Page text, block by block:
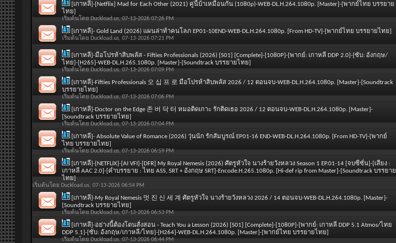
[เกาหลี]-[Netflix] Mad for Each Other (2021) คู่นี้บ้าเหมือนกัน (1080p)-WEB-DL.H.264.1080p. [Master]-[พากย์ไทย บรรยาย
ไทย]
เริ่มต้นโดย Duckload.us, 07-13-2026 07:26 PM
[เกาหลี]- Gold Land (2026) แผนล่าท้าคนโลภ EP01-10END-WEB-DL.H.264.1080p. [From HD-TV]-[พากย์ไทย บรรยายไทย]
เริ่มต้นโดย Duckload.us, 07-13-2026 07:21 PM
[เกาหลี]-มือโปรห้าสิบพลัส - Fifties Professionals (2026) [S01] [Complete]-[1080P]-[พากย์: เกาหลี DDP 2.0]-[ซับ: อังกฤษ/
ไทย]-[H265]-WEB-DL.H.265.1080p. [Master]-[Soundtrack บรรยายไทย]
เริ่มต้นโดย Duckload.us, 07-13-2026 07:09 PM
[เกาหลี]-Fifties Professionals 오 십 프 로 มือโปรห้าสิบพลัส 2026 / 12 ตอนจบ-WEB-DL.H.264.1080p. [Master]-[Soundtrack
บรรยายไทย]
เริ่มต้นโดย Duckload.us, 07-13-2026 07:06 PM
[เกาหลี]-Doctor on the Edge 존 버 닥 터 หมอติดเกาะ รักติดเธอ 2026 / 12 ตอนจบ-WEB-DL.H.264.1080p. [Master]-
[Soundtrack บรรยายไทย]
เริ่มต้นโดย Duckload.us, 07-13-2026 07:04 PM
[เกาหลี]- Absolute Value of Romance (2026) วุ่นนัก รักสัมบูรณ์ EP01-16 END-WEB-DL.H.264.1080p. [From HD-TV]-[พากย์
ไทย บรรยายไทย]
เริ่มต้นโดย Duckload.us, 07-13-2026 06:59 PM
[เกาหลี]-[NETFLIX]-[AI VFI]-[DFR] My Royal Nemesis (2026) ศัตรูหัวใจ นางร้ายวังหลวง Season 1 EP.01-14 [จบซีซั่น]-[เสียง :
เกาหลี AAC 2.0]-[คำบรรยาย : ไทย ASS, SRT + อังกฤษ SRT]-Encode.H.265.1080p. [Hi-def rip from Master]-[Soundtrack บรรยาย
ไทย]
เริ่มต้นโดย Duckload.us, 07-13-2026 06:54 PM
[เกาหลี]-My Royal Nemesis 멋 진 신 세 계 ศัตรูหัวใจ นางร้ายวังหลวง 2026 / 14 ตอนจบ-WEB-DL.H.264.1080p. [Master]-
[Soundtrack บรรยายไทย]
เริ่มต้นโดย Duckload.us, 07-13-2026 06:53 PM
[เกาหลี]-อย่างนี้ต้องโดนสั่งสอน - Teach You a Lesson (2026) [S01] [Complete]-[1080P]-[พากย์: เกาหลี DDP 5.1 Atmos/ไทย
DDP 5.1]-[ซับ: อังกฤษ/เกาหลี/ไทย]-[H264]-WEB-DL.H.264.1080p. [Master]-[พากย์ไทย บรรยายไทย]
เริ่มต้นโดย Duckload.us, 07-13-2026 06:44 PM